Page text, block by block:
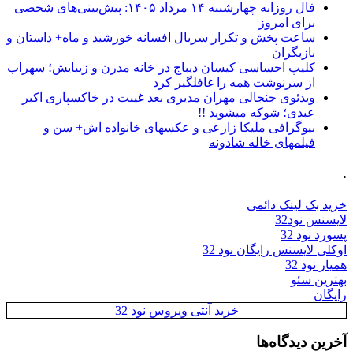
فال روزانه چهارشنبه ۱۴ مرداد ۱۴۰۵: پیش‌بینی‌های شخصی
برای امروز
ساعت پخش و تکرار سریال افسانه خورشید و ماه+ داستان و
بازیگران
کلیپ احساسی کیسان دیباج در خانه مدرن و زیبایش؛ سهراب
از سرنوشت همه را غافلگیر کرد
ویدئوی جنجالی مهران مدیری بعد غیبت در خاکسپاری اکبر
عبدی؛ شوکه میشوید !!
بیوگرافی ملیکا زارعی و عکسهای خانواده اش+ سن و
فیلمهای خاله شادونه
.
خرید بک لینک دائمی
لایسنس نود32
پسورد نود 32
اوکلی لایسنس رایگان نود 32
همیار نود 32
بهترین سئو
رایگان
خرید آنتی ویروس نود 32
آخرین دیدگاه‌ها